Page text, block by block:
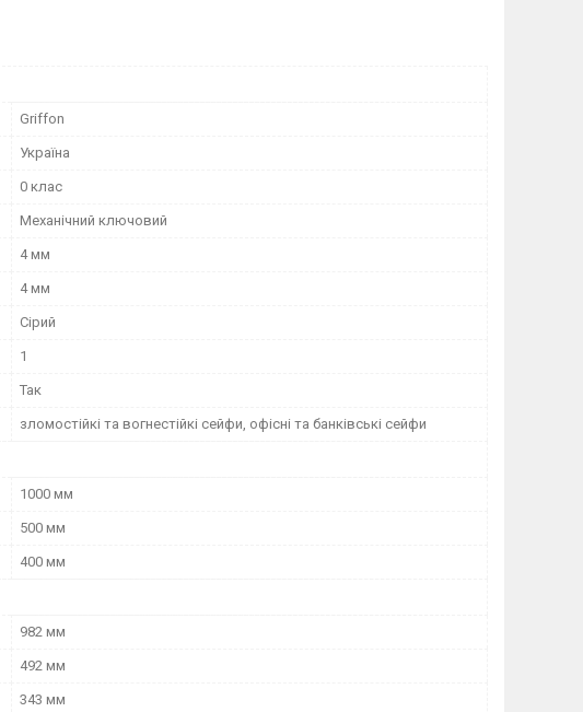
Griffon
Україна
0 клас
Механічний ключовий
4 мм
4 мм
Сірий
1
Так
зломостійкі та вогнестійкі сейфи, офісні та банківські сейфи
1000 мм
500 мм
400 мм
982 мм
492 мм
343 мм